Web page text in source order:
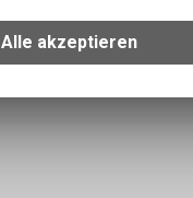
Ihrem Gerät, um die
Verwendung des
zulassen.
Alle akzeptieren